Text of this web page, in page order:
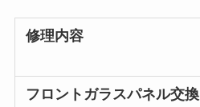
修理内容
フロントガラスパネル交換